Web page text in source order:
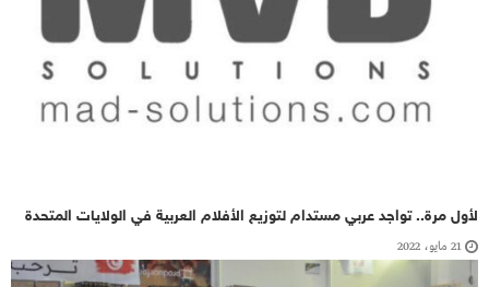
لأول مرة.. تواجد عربي مستدام لتوزيع الأفلام العربية في الولايات المتحدة
21 مايو، 2022